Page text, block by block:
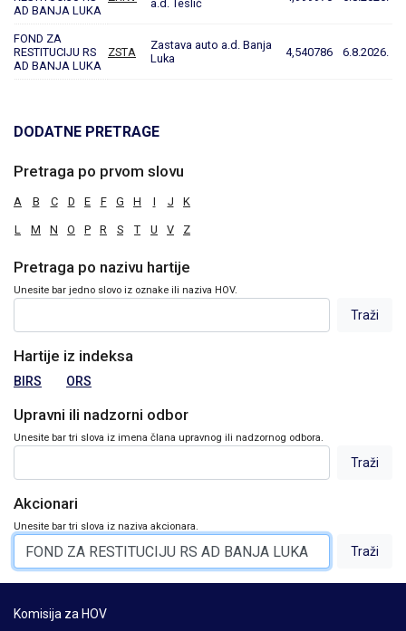
AD BANJA LUKA
a.d. Teslić
FOND ZA
RESTITUCIJU RS
AD BANJA LUKA
ZSTA
Zastava auto a.d. Banja
Luka
4,540786 6.8.2026.
DODATNE PRETRAGE
Pretraga po prvom slovu
A B C D E F G H I J K
L M N O P R S T U V Z
Pretraga po nazivu hartije
Unesite bar jedno slovo iz oznake ili naziva HOV.
Hartije iz indeksa
BIRS ORS
Upravni ili nadzorni odbor
Unesite bar tri slova iz imena člana upravnog ili nadzornog odbora.
Akcionari
Unesite bar tri slova iz naziva akcionara.
Komisija za HOV